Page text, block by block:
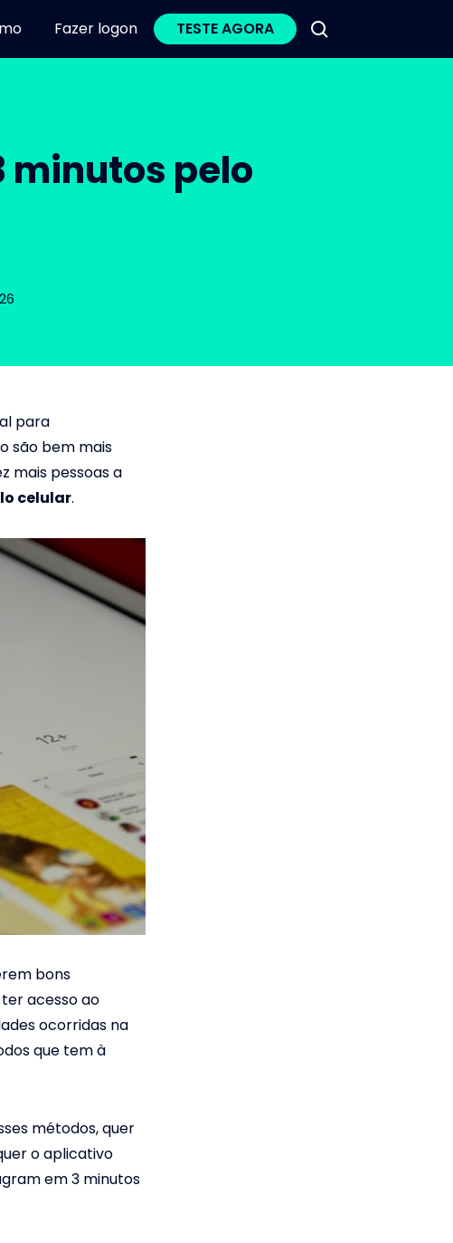
Fazer logon TESTE AGORA
minutos pelo
para
são bem mais
mais pessoas a
celular.
bons
acesso ao
ocorridas na
que tem à
métodos, quer
o aplicativo
em 3 minutos